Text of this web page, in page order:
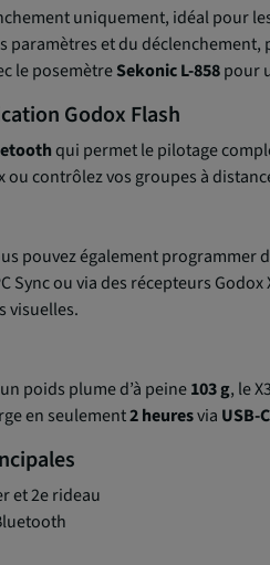
uniquement, idéal pour
paramètres et du
le posemètreSekonic L-858pour
Godox Flash
qui permet le pilotage
ou contrôlez vos groupes à
pouvez également programmer
Sync ou via des récepteurs
visuelles.
poids plume d’à peine103 g, le
en seulement2 heuresvia USB-C
et 2e rideau